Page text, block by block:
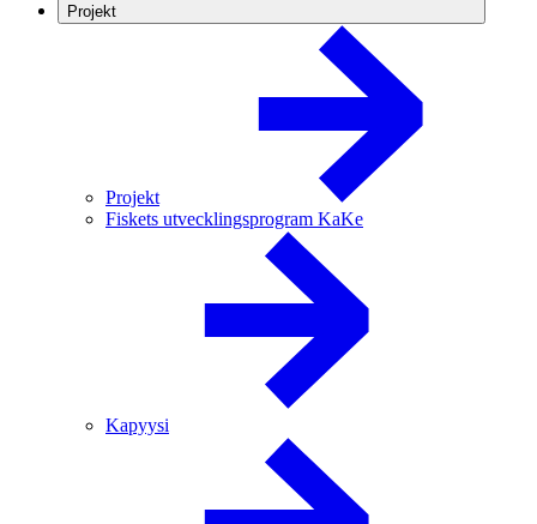
Projekt
Projekt
Fiskets utvecklingsprogram KaKe
Kapyysi